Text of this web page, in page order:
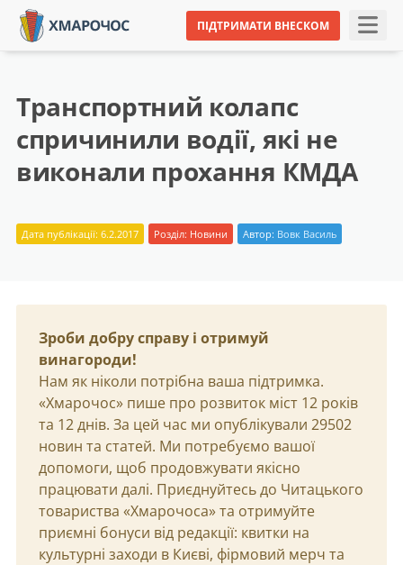
ПІДТРИМАТИ ВНЕСКОМ
Транспортний колапс
спричинили водії, які не
виконали прохання КМДА
Дата публікації: 6.2.2017 Розділ: Новини Автор: Вовк Василь
Зроби добру справу і отримуй
винагороди!
Нам як ніколи потрібна ваша підтримка.
«Хмарочос» пише про розвиток міст 12 років
та 12 днів. За цей час ми опублікували 29502
новин та статей. Ми потребуємо вашої
допомоги, щоб продовжувати якісно
працювати далі. Приєднуйтесь до Читацького
товариства «Хмарочоса» та отримуйте
приємні бонуси від редакції: квитки на
культурні заходи в Києві, фірмовий мерч та